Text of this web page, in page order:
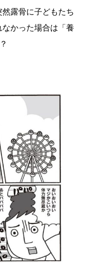
露骨に子どもたち
かった場合は「養